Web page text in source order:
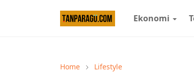
Ekonomi
Home Lifestyle